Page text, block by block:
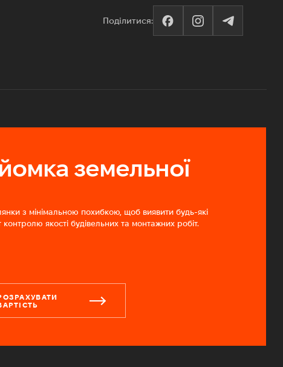
Поділитися:
земельної
з мінімальною похибкою, щоб виявити будь-які
контролю якості будівельних та монтажних робіт.